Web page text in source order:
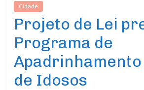
Cidade
Projeto de Lei
Programa de
de Idosos